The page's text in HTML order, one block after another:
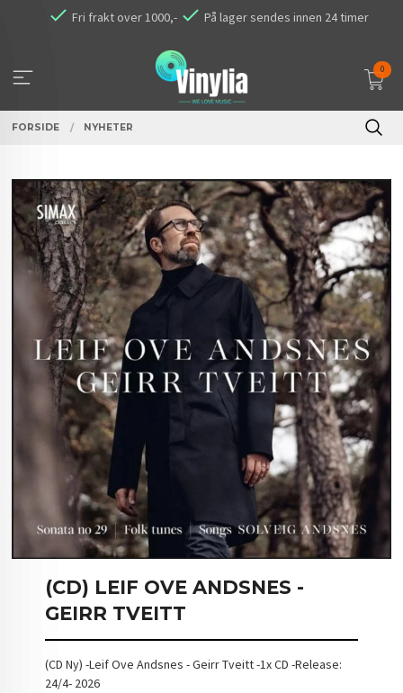
Fri frakt over 1000,- På lager sendes innen 24 timer
0
FORSIDE NYHETER
(CD) LEIF OVE ANDSNES -
GEIRR TVEITT
(CD Ny) -Leif Ove Andsnes - Geirr Tveitt -1x CD -Release:
24/4- 2026